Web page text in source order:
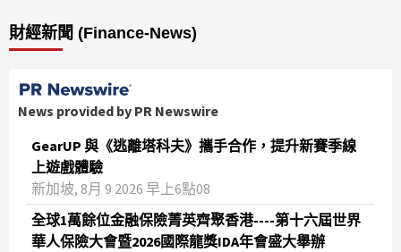
財經新聞 (Finance-News)
News provided by PR Newswire
GearUP 與《逃離塔科夫》攜手合作，提升新賽季線
上遊戲體驗
新加坡, 8月 9 2026 早上6點08
全球1萬餘位金融保險菁英齊聚香港----第十六屆世界
華人保險大會暨2026國際龍獎IDA年會盛大舉辦